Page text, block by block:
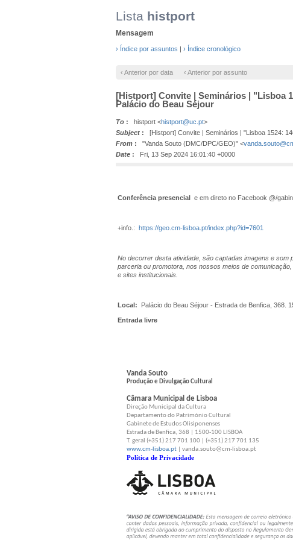
Lista histport
Mensagem
› Índice por assuntos | › Índice cronológico
‹ Anterior por data ‹ Anterior por assunto
[Histport] Convite | Seminários | "Lisboa
Palácio do Beau Séjour
To : histport <histport@uc.pt>
Subject : [Histport] Convite | Seminários | "Lisboa 1524:
From : "Vanda Souto (DMC/DPC/GEO)" <
Date : Fri, 13 Sep 2024 16:01:40 +0000
Conferência presencial e em direto no Facebook @/
+info.: https://geo.cm-lisboa.pt/index.php?id=7601
No decorrer desta atividade, são captadas imagens e som
parceria ou promotora, nos nossos meios de
e sites institucionais.
Local: Palácio do Beau Séjour - Estrada de Benfica, 368.
Entrada livre
Vanda Souto
Produção e Divulgação Cultural
Câmara Municipal de Lisboa
Direção Municipal da Cultura
Departamento do Património Cultural
Gabinete de Estudos Olisiponenses
Estrada de Benfica, 368 | 1500-100 LISBOA
T. geral (+351) 217 701 100 | (+351) 217 701 135
www.cm-lisboa.pt | vanda.souto@cm-lisboa.pt
Política de Privacidade